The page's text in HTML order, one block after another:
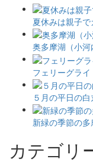
夏休みは親子
奥多摩湖（小河
フェリーグラ
５月の平日の白
新緑の季節の多
カテゴリ